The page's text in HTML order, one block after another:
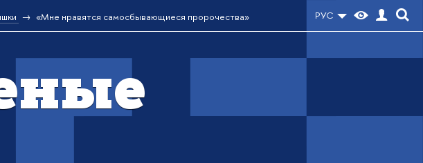
РУС
«Мне нравятся самосбывающиеся пророчества»